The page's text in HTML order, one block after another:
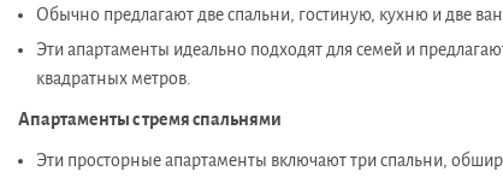
Обычно предлагают две спальни, гостиную, кухню и две
Эти апартаменты идеально подходят для семей и
квадратных метров.
Апартаменты с тремя спальнями
Эти просторные апартаменты включают три спальни,